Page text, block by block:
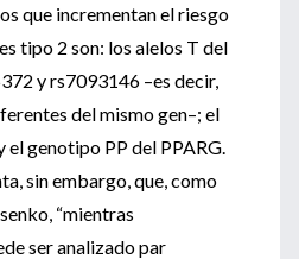
que incrementan el riesgo
tipo 2 son: los alelos T del
y rs7093146 –es decir,
del mismo gen–; el
el genotipo PP del PPARG.
sin embargo, que, como
“mientras
ser analizado par